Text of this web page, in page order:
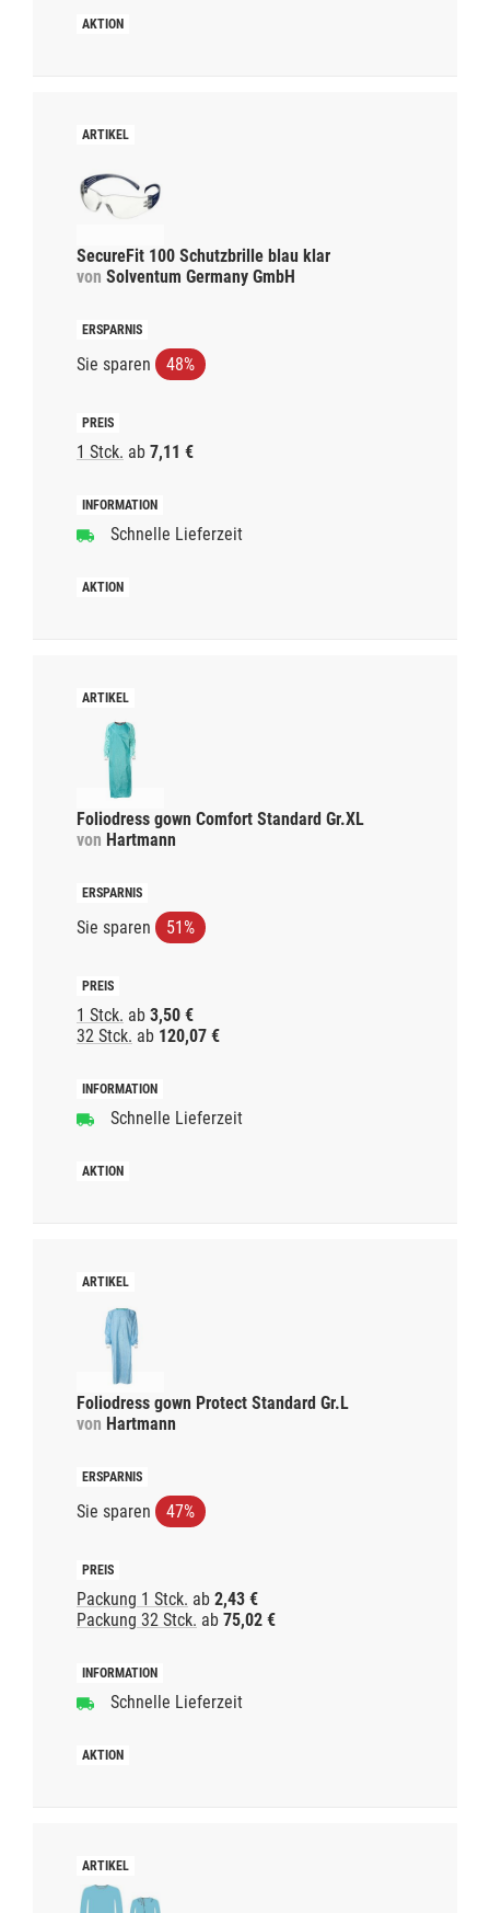
SecureFit 100 Schutzbrille blau klar
von Solventum Germany GmbH
Sie sparen 48%
1 Stck. ab 7,11 €
Schnelle Lieferzeit
Foliodress gown Comfort Standard Gr.XL
von Hartmann
Sie sparen 51%
1 Stck. ab 3,50 €
32 Stck. ab 120,07 €
Schnelle Lieferzeit
Foliodress gown Protect Standard Gr.L
von Hartmann
Sie sparen 47%
Packung 1 Stck. ab 2,43 €
Packung 32 Stck. ab 75,02 €
Schnelle Lieferzeit